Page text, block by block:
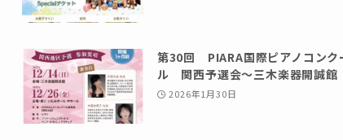
第30回 PIARA国際ピアノコンク
ル 関西予選会～三木楽器開誠館
2026年1月30日